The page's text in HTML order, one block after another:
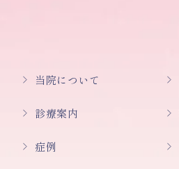
当院について
診療案内
症例